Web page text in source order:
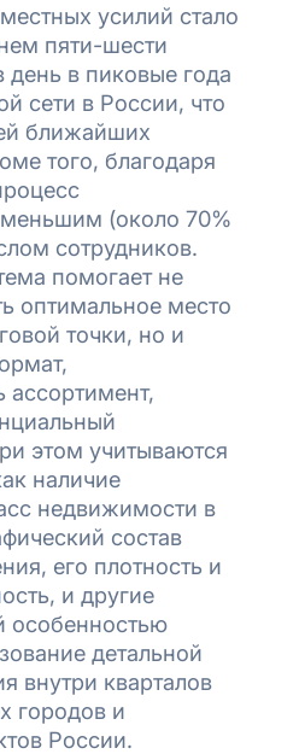
усилий стало
пяти-шести
день в пиковые года
сети в России, что
ближайших
того, благодаря
меньшим (около 70%
сотрудников.
помогает не
оптимальное место
точки, но и
ассортимент,
этом учитываются
наличие
недвижимости в
состав
его плотность и
и другие
особенностью
детальной
внутри кварталов
городов и
России.